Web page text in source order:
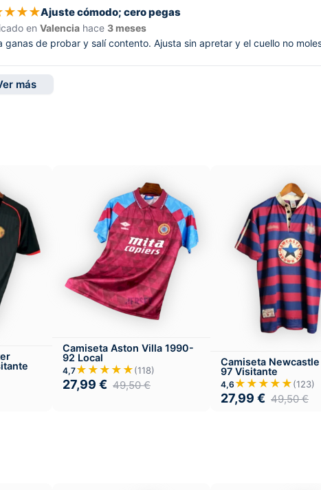
★★★Ajuste cómodo; cero pegas
enValencia hace 3 meses
ganas de probar y salí contento. Ajusta sin apretar y el cuello no
más
Camiseta Aston Villa 1990-
92 Local
4,7★★★★★(118)
27,99 € 49,50€
Camiseta
97 Visitante
4,6 ★★★★★(123)
27,99 € 49,50€